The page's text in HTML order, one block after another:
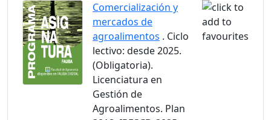
Comercialización y
mercados de
agroalimentos . Ciclo
lectivo: desde 2025.
(Obligatoria).
Licenciatura en
Gestión de
Agroalimentos. Plan